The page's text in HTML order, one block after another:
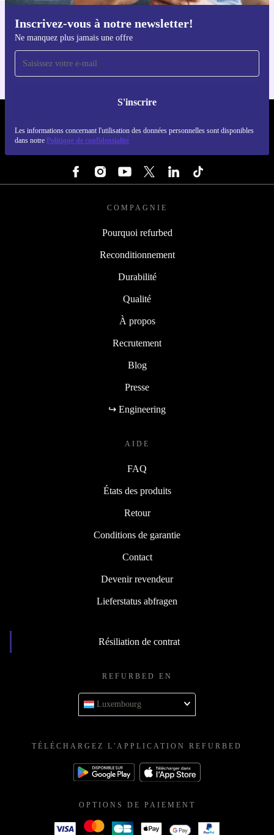
Inscrivez-vous à notre newsletter!
Ne manquez plus jamais une offre
S'inscrire
Les informations concernant l'utilisation des données personnelles sont disponibles
dans notre Politique de confidentialité
Téléchargez l'application refurbed
Pour iOS et Android
COMPAGNIE
Pourquoi refurbed
Reconditionnement
Durabilité
Qualité
À propos
Recrutement
Blog
Presse
↪ Engineering
AIDE
FAQ
États des produits
Retour
Conditions de garantie
Contact
Devenir revendeur
Lieferstatus abfragen
Résiliation de contrat
REFURBED EN
Luxembourg
TÉLÉCHARGEZ L'APPLICATION REFURBED
OPTIONS DE PAIEMENT